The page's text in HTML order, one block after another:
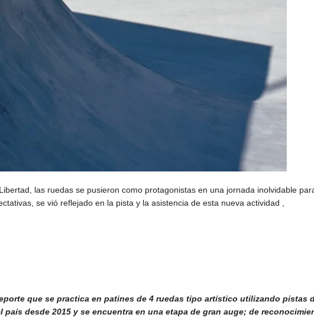
las ruedas se pusieron como protagonistas en una jornada inolvidable
se vió reflejado en la pista y la asistencia de esta nueva actividad ,
que se practica en patines de 4 ruedas tipo artístico utilizando pistas
desde 2015 y se encuentra en una etapa de gran auge; de
DICIEMBRE 11,